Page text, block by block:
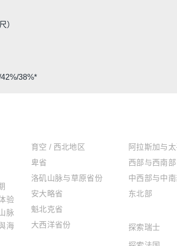
）
38%*
验
脉
海
育空 / 西北地区
卑省
洛矶山脉与草原省份
安大略省
魁北克省
大西洋省份
阿拉斯加与
西部与西南部
中西部与中南
东北部
探索瑞士